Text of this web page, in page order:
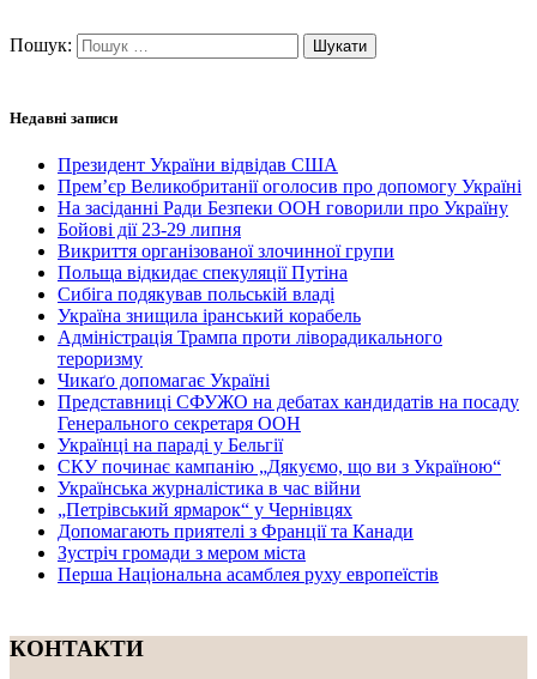
Пошук:
Недавні записи
Президент України відвідав США
Прем’єр Великобританії оголосив про допомогу Україні
На засіданні Ради Безпеки ООН говорили про Україну
Бойові дії 23-29 липня
Викриття організованої злочинної групи
Польща відкидає спекуляції Путіна
Сибіга подякував польській владі
Україна знищила іранський корабель
Адміністрація Трампа проти ліворадикального
тероризму
Чикаґо допомагає Україні
Представниці СФУЖО на дебатах кандидатів на посаду
Генерального секретаря ООН
Українці на параді у Бельгії
СКУ починає кампанію „Дякуємо, що ви з Україною“
Українська журналістика в час війни
„Петрівський ярмарок“ у Чернівцях
Допомагають приятелі з Франції та Канади
Зустріч громади з мером міста
Перша Національна асамблея руху европеїстів
КОНТАКТИ